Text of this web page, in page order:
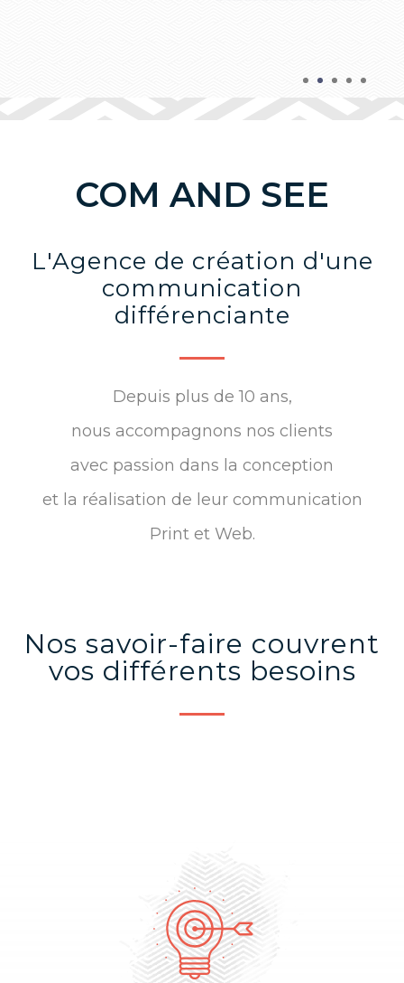
1 2 3 4
COM AND SEE
L'Agence de création d'une
communication
différenciante
Depuis plus de 10 ans,
nous accompagnons nos clients
avec passion dans la conception
et la réalisation de leur communication
Print et Web.
Nos savoir-faire couvrent
vos différents besoins